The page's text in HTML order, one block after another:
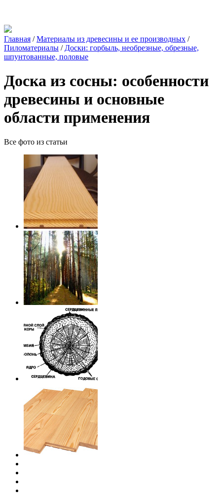
Главная /Материалы из древесины и ее производных /
Пиломатериалы / Доски: горбыль, необрезные, обрезные,
шпунтованные, половые
Доска из сосны: особенности
древесины и основные
области применения
Все фото из статьи